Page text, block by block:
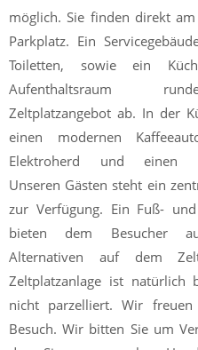
möglich. Sie finden direkt
Parkplatz. Ein
Toiletten, sowie ein
Aufenthaltsraum
Zeltplatzangebot ab. In der
einen modernen
Elektroherd und einen
Unseren Gästen steht ein
zur Verfügung. Ein Fuß-
bieten dem Besucher
Alternativen auf dem
Zeltplatzanlage ist natürlich
nicht parzelliert. Wir
Besuch. Wir bitten Sie um